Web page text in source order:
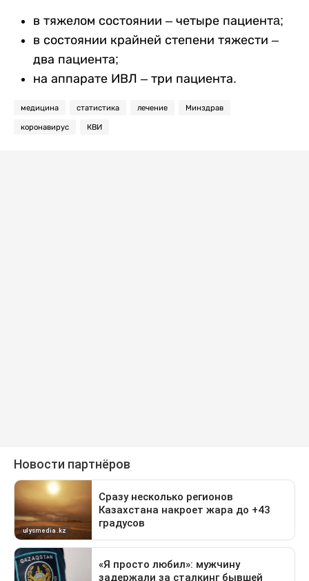
в тяжелом состоянии – четыре пациентa;
в состоянии крайней степени тяжести –
два пациента;
на аппарате ИВЛ – три пациента.
медицина статистика лечение Минздрав
коронавирус КВИ